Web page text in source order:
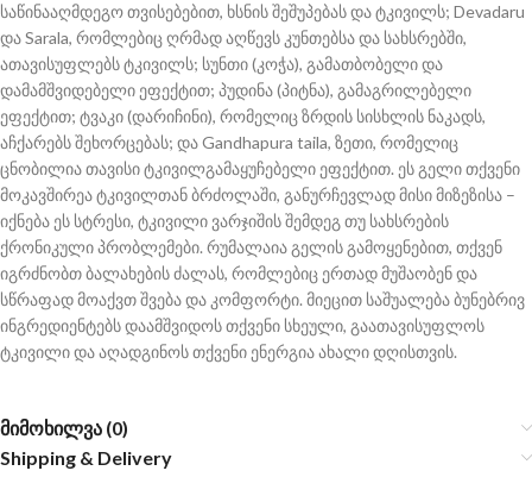
საწინააღმდეგო თვისებებით, ხსნის შეშუპებას და ტკივილს; Devadaru
და Sarala, რომლებიც ღრმად აღწევს კუნთებსა და სახსრებში,
ათავისუფლებს ტკივილს; სუნთი (კოჭა), გამათბობელი და
დამამშვიდებელი ეფექტით; პუდინა (პიტნა), გამაგრილებელი
ეფექტით; ტვაკი (დარიჩინი), რომელიც ზრდის სისხლის ნაკადს,
აჩქარებს შეხორცებას; და Gandhapura taila, ზეთი, რომელიც
ცნობილია თავისი ტკივილგამაყუჩებელი ეფექტით. ეს გელი თქვენი
მოკავშირეა ტკივილთან ბრძოლაში, განურჩევლად მისი მიზეზისა –
იქნება ეს სტრესი, ტკივილი ვარჯიშის შემდეგ თუ სახსრების
ქრონიკული პრობლემები. რუმალაია გელის გამოყენებით, თქვენ
იგრძნობთ ბალახების ძალას, რომლებიც ერთად მუშაობენ და
სწრაფად მოაქვთ შვება და კომფორტი. მიეცით საშუალება ბუნებრივ
ინგრედიენტებს დაამშვიდოს თქვენი სხეული, გაათავისუფლოს
ტკივილი და აღადგინოს თქვენი ენერგია ახალი დღისთვის.
მიმოხილვა (0)
Shipping & Delivery